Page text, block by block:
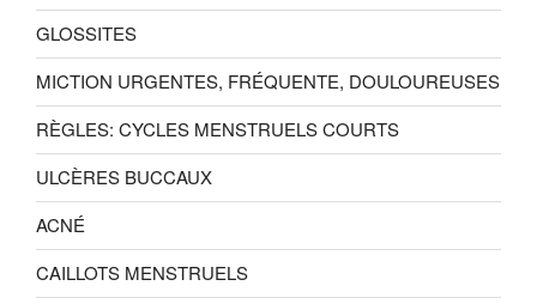
GLOSSITES
MICTION URGENTES, FRÉQUENTE, DOULOUREUSES
RÈGLES: CYCLES MENSTRUELS COURTS
ULCÈRES BUCCAUX
ACNÉ
CAILLOTS MENSTRUELS